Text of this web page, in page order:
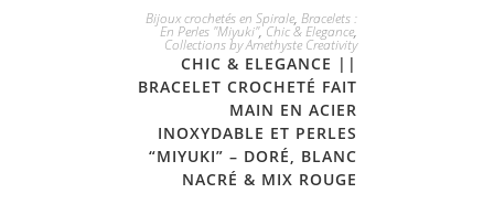
JE L'ADOPTE
Bijoux crochetés en Spirale, Bracelets :
En Perles "Miyuki",Chic & Elegance,
Collections by Amethyste Creativity
CHIC & ELEGANCE ||
BRACELET CROCHETÉ FAIT
MAIN EN ACIER
INOXYDABLE ET PERLES
“MIYUKI” – DORÉ, BLANC
NACRÉ & MIX ROUGE